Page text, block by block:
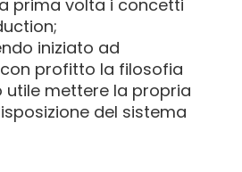
prima volta i concetti
iniziato ad
profitto la filosofia
utile mettere la propria
del sistema